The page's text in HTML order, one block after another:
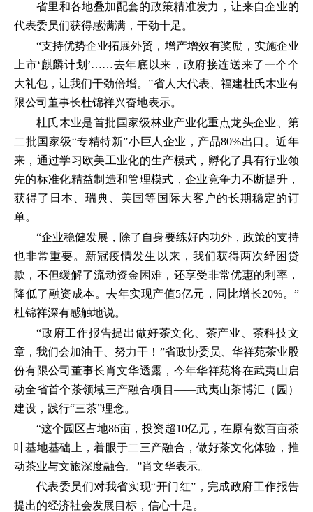
省里和各地叠加配套的政策精准发力，让来自企业的
代表委员们获得感满满，干劲十足。
“支持优势企业拓展外贸，增产增效有奖励，实施企业
上市‘麒麟计划’……去年底以来，政府接连送来了一个个
大礼包，让我们干劲倍增。”省人大代表、福建杜氏木业有
限公司董事长杜锦祥兴奋地表示。
杜氏木业是首批国家级林业产业化重点龙头企业、第
二批国家级“专精特新”小巨人企业，产品80%出口。近年
来，通过学习欧美工业化的生产模式，孵化了具有行业领
先的标准化精益制造和管理模式，企业竞争力不断提升，
获得了日本、瑞典、美国等国际大客户的长期稳定的订
单。
“企业稳健发展，除了自身要练好内功外，政策的支持
也非常重要。新冠疫情发生以来，我们获得两次纾困贷
款，不但缓解了流动资金困难，还享受非常优惠的利率，
降低了融资成本。去年实现产值5亿元，同比增长20%。”
杜锦祥深有感触地说。
“政府工作报告提出做好茶文化、茶产业、茶科技文
章，我们会加油干、努力干！”省政协委员、华祥苑茶业股
份有限公司董事长肖文华透露，今年华祥苑将在武夷山启
动全省首个茶领域三产融合项目——武夷山茶博汇（园）
建设，践行“三茶”理念。
“这个园区占地86亩，投资超10亿元，在原有数百亩茶
叶基地基础上，着眼于二三产融合，做好茶文化体验，推
动茶业与文旅深度融合。”肖文华表示。
代表委员们对我省实现“开门红”，完成政府工作报告
提出的经济社会发展目标，信心十足。